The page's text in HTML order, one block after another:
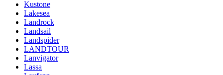
Kustone
Lakesea
Landrock
Landsail
Landspider
LANDTOUR
Lanvigator
Lassa